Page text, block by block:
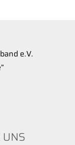
e.V.
UNS